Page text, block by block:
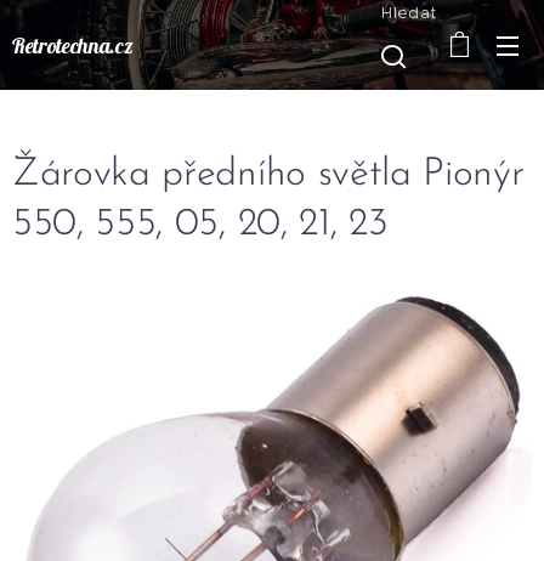
Retrotechna.cz
Hledat
Žárovka předního světla Pionýr
550, 555, 05, 20, 21, 23